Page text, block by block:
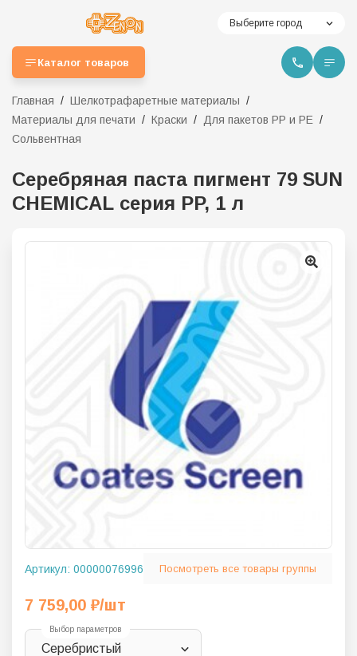
Выберите город
Каталог товаров
Главная
Шелкотрафаретные материалы
Материалы для печати
Краски
Для пакетов PP и PE
Сольвентная
Серебряная паста пигмент 79 SUN
CHEMICAL серия PP, 1 л
Артикул: 00000076996 Посмотреть все товары группы
7 759,00 ₽/шт
Выбор параметров
Серебристый